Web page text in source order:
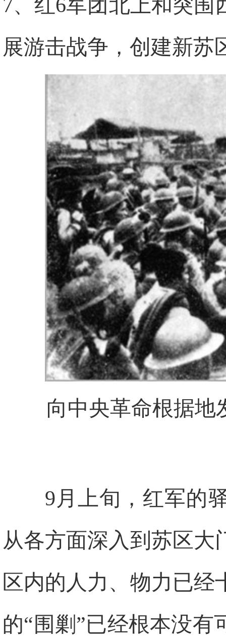
7、红6军团北上和突
展游击战争，创建新苏
向中央革命根据地
9月上旬，红军的
从各方面深入到苏区大
区内的人力、物力已经
的“围剿”已经根本没